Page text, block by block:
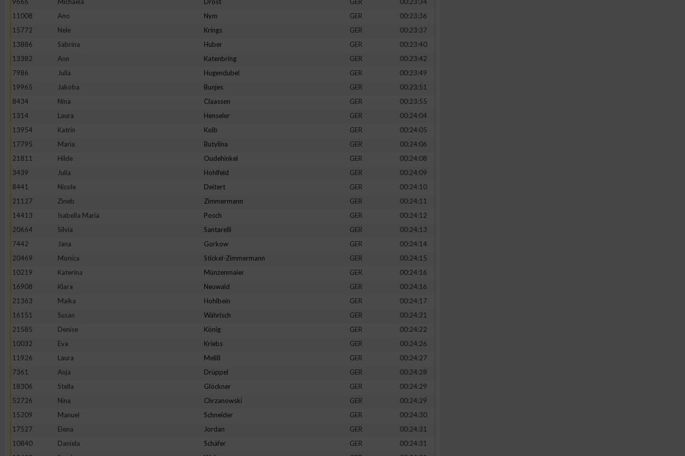
11008
Ano Nym GER
00:23:36
15772
Nele Krings GER
00:23:37
13886
Sabrina Huber GER
00:23:40
13382
Ann Katenbring GER
00:23:42
7986
Julia Hugendubel GER
00:23:49
19965
Jakoba Bunjes GER
00:23:51
8434
Nina Claassen GER
00:23:55
1314
Laura Henseler GER
00:24:04
13954
Katrin Kolb GER
00:24:05
17795
Maria Butylina GER
00:24:06
21811
Hilde Oudehinkel GER
00:24:08
3439
Julia Hohlfeld GER
00:24:09
8441
Nicole Deitert GER
00:24:10
21127
Zineb Zimmermann GER
00:24:11
14413
Isabella Maria Posch GER
00:24:12
20664
Silvia Santarelli GER
00:24:13
7442
Jana Gorkow GER
00:24:14
20469
Monica Stickel-Zimmermann GER
00:24:15
10219
Katerina Münzenmaier GER
00:24:16
16908
Klara Neuwald GER
00:24:16
21363
Maika Hohlbein GER
00:24:17
16151
Susan Währisch GER
00:24:21
21585
Denise König GER
00:24:22
10032
Eva Kriebs GER
00:24:26
11926
Laura Meliß GER
00:24:27
7361
Anja Drüppel GER
00:24:28
18306
Stella Glöckner GER
00:24:29
52726
Nina Chrzanowski GER
00:24:29
15209
Manuel Schneider GER
00:24:30
17527
Elena Jordan GER
00:24:31
10840
Daniela Schäfer GER
00:24:31
Erstellung von Profilen zur Personalisierung von Inhalten
Messung der Werbeleistung
Messung der Performance von Inhalten
Analyse von Zielgruppen durch Statistiken oder Kombinationen von Daten aus
Entwicklung und Verbesserung der Angebote
IAB-Besonderheiten:
Geräte anhand von aktiv angeforderten Informationen identifizieren
Nicht-IAB-Verarbeitungszwecke:
Notwendig
Performance
Funktional